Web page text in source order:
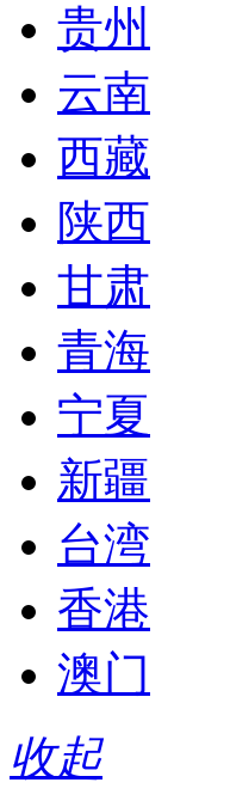
贵州
云南
西藏
陕西
甘肃
青海
宁夏
新疆
台湾
香港
澳门
收起